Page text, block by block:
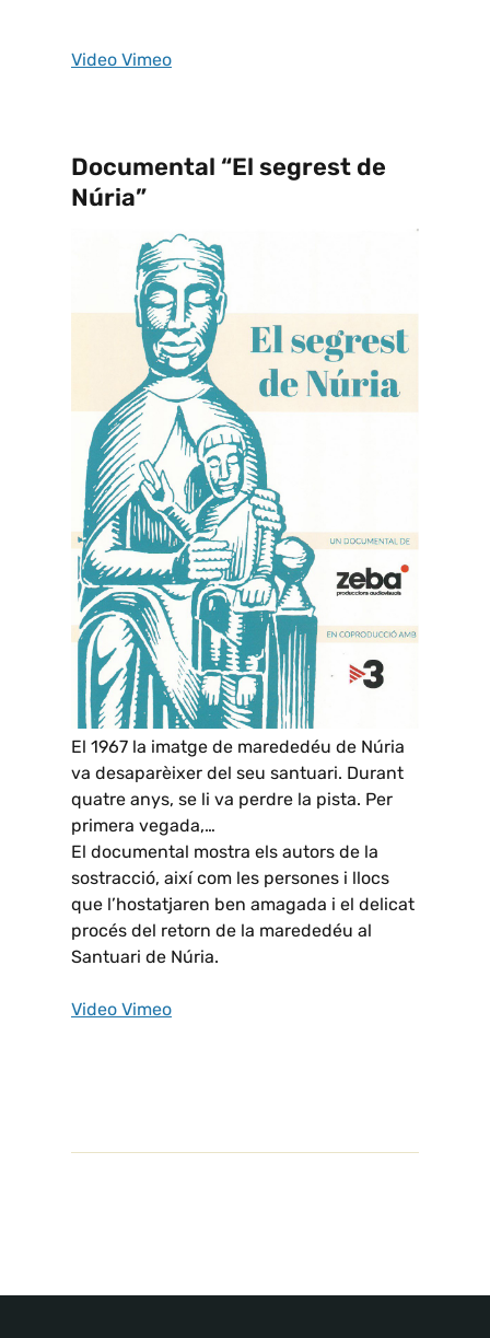
Video Vimeo
Documental “El segrest de
Núria”
El 1967 la imatge de marededéu de Núria
va desaparèixer del seu santuari. Durant
quatre anys, se li va perdre la pista. Per
primera vegada,…
El documental mostra els autors de la
sostracció, així com les persones i llocs
que l’hostatjaren ben amagada i el delicat
procés del retorn de la marededéu al
Santuari de Núria.
Video Vimeo